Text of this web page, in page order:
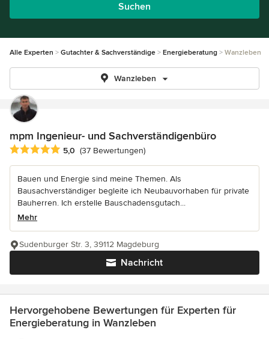
Suchen
Alle Experten Gutachter & Sachverständige Energieberatung Wanzleben
Wanzleben
mpm Ingenieur- und Sachverständigenbüro
Durchschnittliche Bewertung: 5 von 5 Sternen
5,0 (37 Bewertungen)
Bauen und Energie sind meine Themen. Als
Bausachverständiger begleite ich Neubauvorhaben für private
Bauherren. Ich erstelle Bauschadensgutach...
Mehr
Nachricht
Sudenburger Str. 3, 39112 Magdeburg
Hervorgehobene Bewertungen für Experten für
Energieberatung in Wanzleben